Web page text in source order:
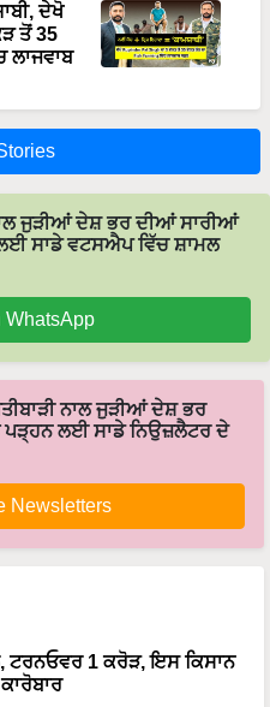
ਦੇਖੋ
ਤੋਂ 35
ਲਾਜਵਾਬ
ਜੁੜੀਆਂ ਦੇਸ਼ ਭਰ ਦੀਆਂ ਸਾਰੀਆਂ
ਸਾਡੇ ਵਟਸਐਪ ਵਿੱਚ ਸ਼ਾਮਲ
WhatsApp
ਨਾਲ ਜੁੜੀਆਂ ਦੇਸ਼ ਭਰ
ਪੜ੍ਹਨ ਲਈ ਸਾਡੇ ਨਿਉਜ਼ਲੈਟਰ ਦੇ
Newsletters
ਟਰਨਓਵਰ 1 ਕਰੋੜ, ਇਸ ਕਿਸਾਨ